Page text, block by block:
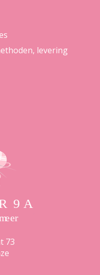
levering
73